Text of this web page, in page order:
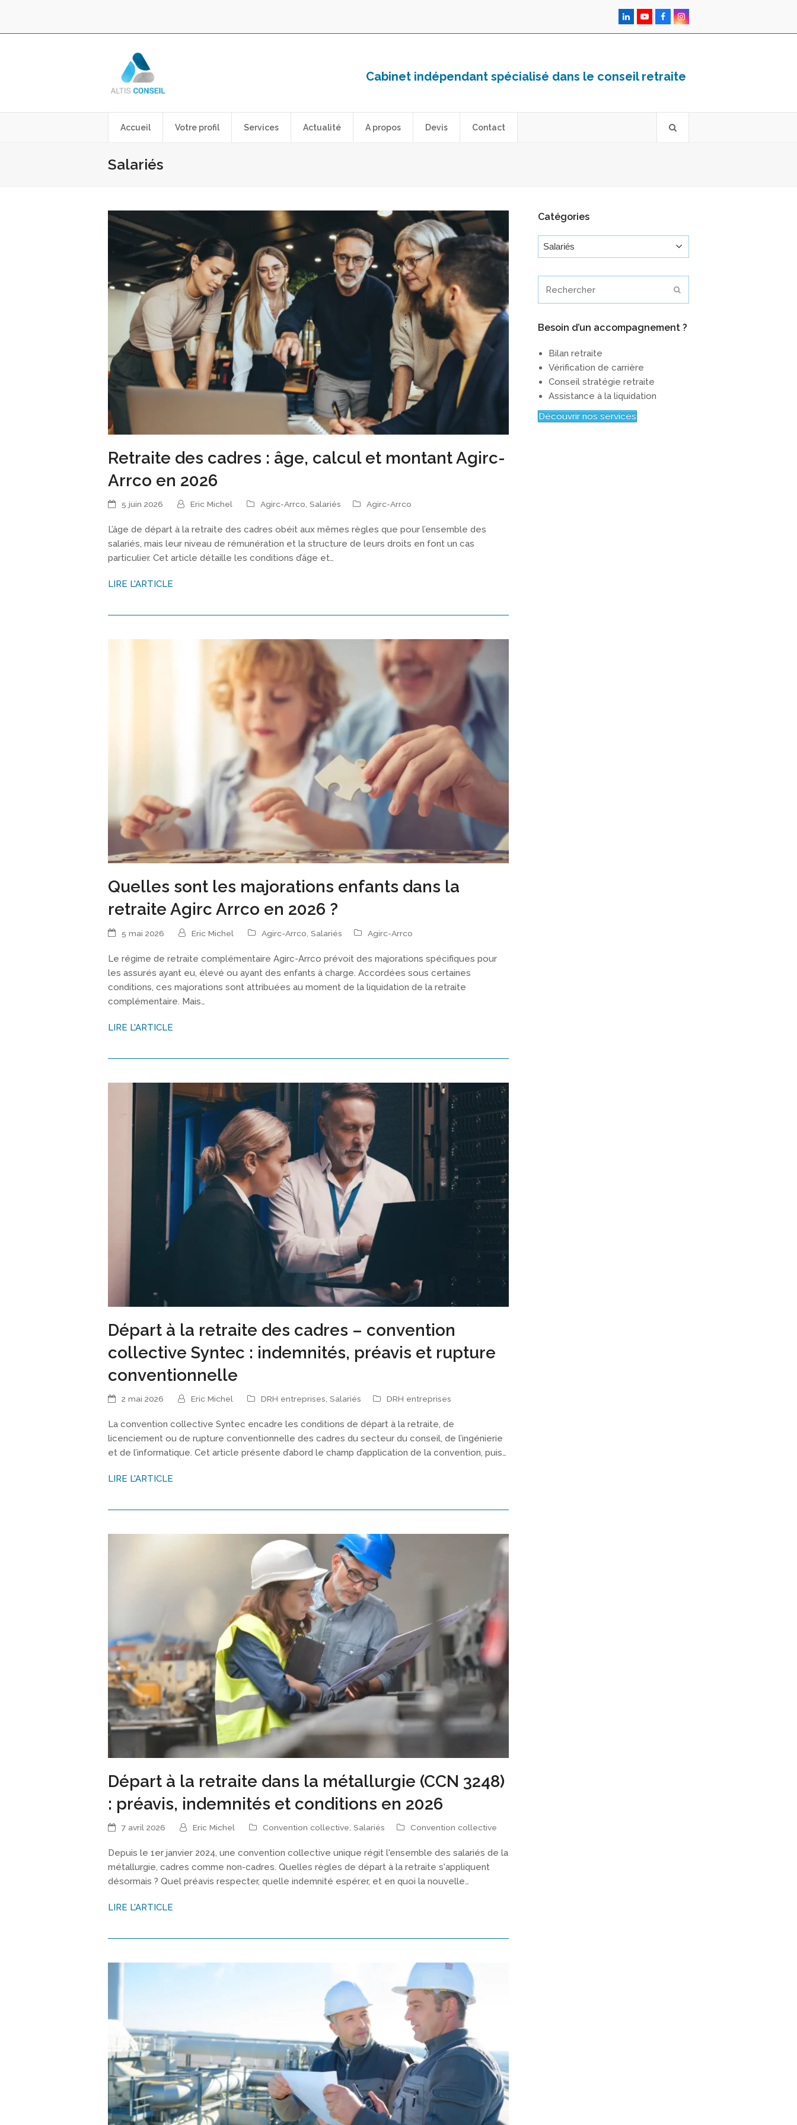
LinkedInYouTubeFacebookInstagram
Cabinet indépendant spécialisé dans le conseil retraite
Accueil Votre profil Services Actualité A propos Devis Contact
Salariés
Retraite des cadres : âge, calcul et montant Agirc-
Arrco en 2026
5 juin 2026 Eric Michel Agirc-Arrco, Salariés Agirc-Arrco
L’âge de départ à la retraite des cadres obéit aux mêmes règles que pour l’ensemble des
salariés, mais leur niveau de rémunération et la structure de leurs droits en font un cas
particulier. Cet article détaille les conditions d’âge et…
LIRE L'ARTICLE
Quelles sont les majorations enfants dans la
retraite Agirc Arrco en 2026 ?
5 mai 2026 Eric Michel Agirc-Arrco Salariés Agirc-Arrco
Le régime de retraite complémentaire Agirc-Arrco prévoit des majorations spécifiques pour
les assurés ayant eu, élevé ou ayant des enfants à charge. Accordées sous certaines
conditions, ces majorations sont attribuées au moment de la liquidation de la retraite
complémentaire. Mais…
LIRE L'ARTICLE
Départ à la retraite des cadres – convention
collective Syntec : indemnités, préavis et rupture
conventionnelle
2 mai 2026 Eric Michel DRH entreprises Salariés DRH entreprises
La convention collective Syntec encadre les conditions de départ à la retraite, de
licenciement ou de rupture conventionnelle des cadres du secteur du conseil, de l’ingénierie
et de l’informatique. Cet article présente d’abord le champ d’application de la convention, puis…
LIRE L'ARTICLE
Départ à la retraite dans la métallurgie (CCN 3248)
: préavis, indemnités et conditions en 2026
7 avril 2026 Eric Michel Convention collective, Salariés Convention collective
Depuis le 1er janvier 2024, une convention collective unique régit l'ensemble des salariés de la
métallurgie, cadres comme non-cadres. Quelles règles de départ à la retraite s'appliquent
désormais ? Quel préavis respecter, quelle indemnité espérer, et en quoi la nouvelle…
LIRE L'ARTICLE
Catégories
Catégories
Besoin d’un accompagnement ?
Bilan retraite
Vérification de carrière
Conseil stratégie retraite
Assistance à la liquidation
Découvrir nos services